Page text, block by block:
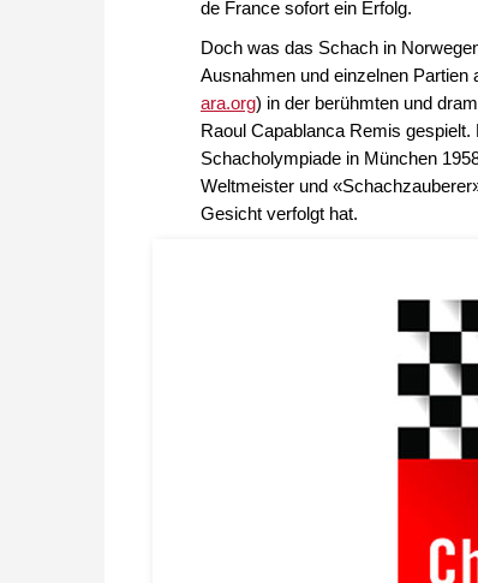
de France sofort ein Erfolg.
Doch was das Schach in
Ausnahmen und einzelnen
ara.org) in der berühmten und
Raoul Capablanca Remis
Schacholympiade in München
Weltmeister und
Gesicht verfolgt hat.